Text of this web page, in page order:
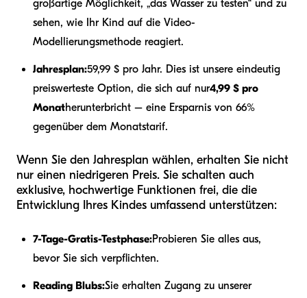
großartige Möglichkeit, „das Wasser zu testen“ und zu
sehen, wie Ihr Kind auf die Video-
Modellierungsmethode reagiert.
Jahresplan:59,99 $ pro Jahr. Dies ist unsere eindeutig
preiswerteste Option, die sich auf nur4,99 $ pro
Monatherunterbricht – eine Ersparnis von 66%
gegenüber dem Monatstarif.
Wenn Sie den Jahresplan wählen, erhalten Sie nicht
nur einen niedrigeren Preis. Sie schalten auch
exklusive, hochwertige Funktionen frei, die die
Entwicklung Ihres Kindes umfassend unterstützen:
7-Tage-Gratis-Testphase:Probieren Sie alles aus,
bevor Sie sich verpflichten.
Reading Blubs:Sie erhalten Zugang zu unserer